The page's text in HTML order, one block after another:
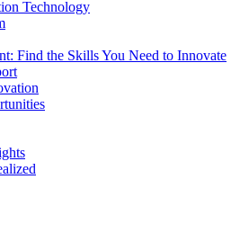
Technology
Find the Skills You Need to Innovate